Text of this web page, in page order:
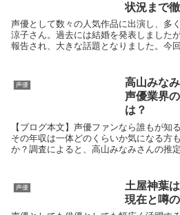
状況まで徹
声優として数々の人気作品に出演し、多
涼子さん。過去には結婚を発表しました
報告され、大きな話題となりました。今
声優
高山みな
声優業界
は？
【ブログ本文】声優ファンなら誰もが知
その年収は一体どのくらいか気になる方
か？調査によると、高山みなみさんの推
声優
土屋神葉
現在と噂